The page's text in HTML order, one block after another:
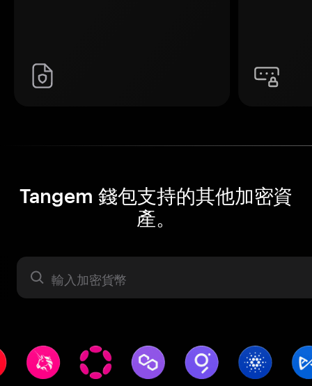
Tangem 錢包支持的其他加密資
產。
資產